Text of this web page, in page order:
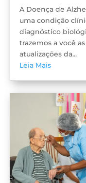
A Doença de
uma condição
diagnóstico
trazemos a você
atualizações da...
Leia Mais